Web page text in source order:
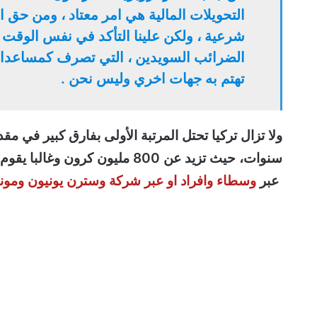
التحويلات المالية هي امر معتاد ، ومن
شرعية ، ولكن علينا التأكد في نفس
الضرائب السويدين ، التي تصرف
تهتم به جهات اخري وليس نحن .
ولا تزال تركيا تحتل المرتبة الأولى بفارق كبير في
سنوات، حيث تزيد عن 800 مليون
عبر وسطاء وافراد او عبر شركة وسترن يونيون